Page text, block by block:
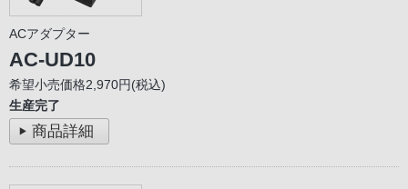
ACアダプター
AC-UD10
希望小売価格2,970円(税込)
生産完了
商品詳細